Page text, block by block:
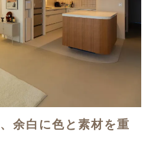
余白に色と素材を重